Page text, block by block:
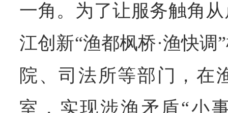
一角。为了让服务触角
江创新“渔都枫桥·渔快调
院、司法所等部门，在
室，实现涉渔矛盾“小